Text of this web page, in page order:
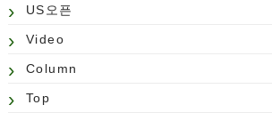
US오픈
Video
Column
Top